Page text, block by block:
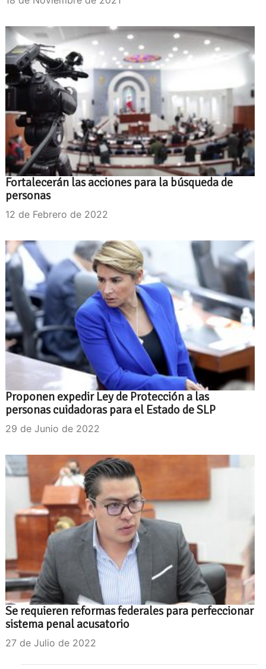
Fortalecerán las acciones para la búsqueda de
personas
12 de Febrero de 2022
Proponen expedir Ley de Protección a las
personas cuidadoras para el Estado de SLP
29 de Junio de 2022
Se requieren reformas federales para perfeccionar
sistema penal acusatorio
27 de Julio de 2022